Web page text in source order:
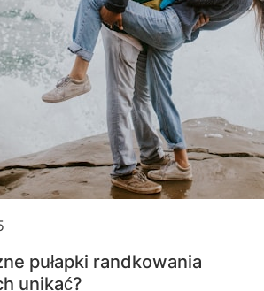
pułapki randkowania
unikać?